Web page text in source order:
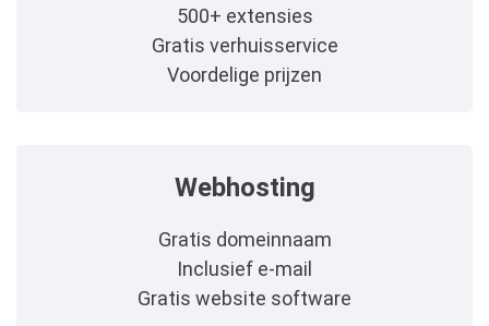
500+ extensies
Gratis verhuisservice
Voordelige prijzen
Webhosting
Gratis domeinnaam
Inclusief e-mail
Gratis website software